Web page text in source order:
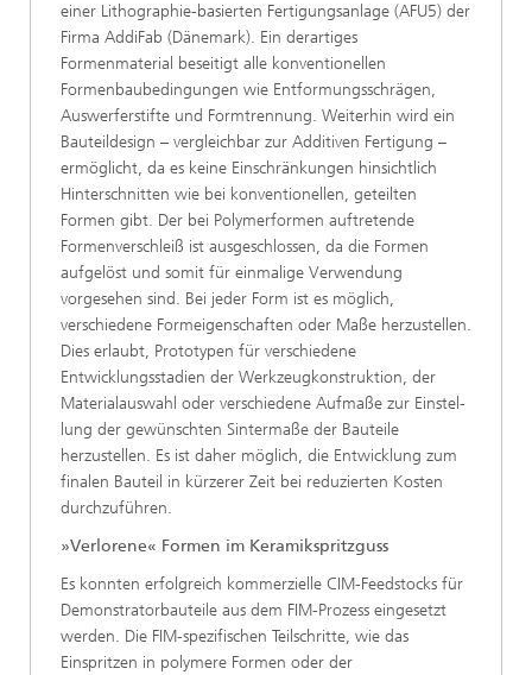
einer Lithographie-basierten Fertigungsanlage (AFU5) der
Firma AddiFab (Däne­mark). Ein derartiges
Formenmaterial beseitigt alle konventio­nellen
Formenbaubedingungen wie Entformungsschrägen,
Auswerferstifte und Formtrennung. Weiterhin wird ein
Bauteil­design – vergleichbar zur Additiven Fertigung –
ermöglicht, da es keine Einschränkungen hinsichtlich
Hinterschnitten wie bei konventionellen, geteilten
Formen gibt. Der bei Polymerformen auftretende
Formenverschleiß ist ausgeschlossen, da die Formen
aufgelöst und somit für einmalige Verwendung
vorgesehen sind. Bei jeder Form ist es möglich,
verschiedene Formeigen­schaften oder Maße herzustellen.
Dies erlaubt, Prototypen für verschiedene
Entwicklungsstadien der Werkzeugkonstruktion, der
Materialauswahl oder verschiedene Aufmaße zur Einstel­
lung der gewünschten Sintermaße der Bauteile
herzustellen. Es ist daher möglich, die Entwicklung zum
finalen Bauteil in kürzerer Zeit bei reduzierten Kosten
durchzuführen.
»Verlorene« Formen im Keramikspritzguss
Es konnten erfolgreich kommerzielle CIM-Feedstocks für
Demonstratorbauteile aus dem FIM-Prozess eingesetzt
werden. Die FIM-spezifischen Teilschritte, wie das
Einspritzen in poly­mere Formen oder der